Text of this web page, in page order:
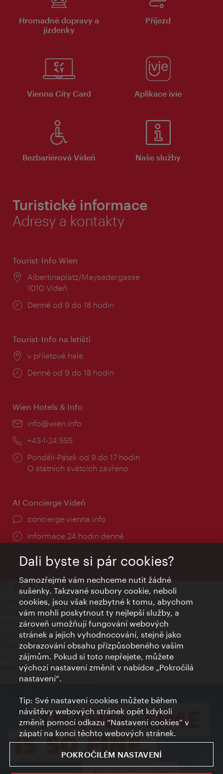
Hromadné dopravy a
jízdenky
Příjezd
Vienna City Card Aplikace ivie
Bezbariérová Vídeň Naše služby
Turistické informace
Adresy a kontakty
Tourist-Info Wien
Místo:
Albertinaplatz/Maysedergasse
1010 Vídeň
Provozní
Denně od 9 do 18 hodin
Tourist-Info na letišti
Místo:
v příletové hale
Provozní
Denně od 9 do 18 hodin
Wien Hotels & Info
E-
info@wien.info
Telefon:
+43-1-24 555
Provozní
doba:
Pondělí-Pátek od 9 do 17 hodin
O státních svátcích zavřeno
AI Concierge Vídeň
concierge.vienna.info
Informace 24 hodin denně
Kontakty
Credits
Prohlášení o ochraně osobních údajů
Terms of Use
Přístupnost
Kontakt pro tisk
Nastavení cookies
© Copyright Wien Tourismus
Dali byste si pár cookies?
Samozřejmě vám nechceme nutit žádné
sušenky. Takzvané soubory cookie, neboli
cookies, jsou však nezbytné k tomu, abychom
vám mohli poskytnout ty nejlepší služby, a
zároveň umožňují fungování webových
stránek a jejich vyhodnocování, stejně jako
zobrazování obsahu přizpůsobeného vašim
zájmům. Pokud si toto nepřejete, můžete
výchozí nastavení změnit v nabídce „Pokročilá
nastavení“.
Tip: Své nastavení cookies můžete během
návštěvy webových stránek opět kdykoli
změnit pomocí odkazu “Nastavení cookies” v
zápatí na konci těchto webových stránek.
POKROČILÉM NASTAVENÍ